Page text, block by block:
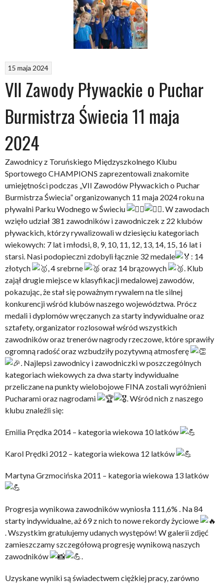
15 maja 2024
VII Zawody Pływackie o Puchar
Burmistrza Świecia 11 maja
2024
Zawodnicy z Toruńskiego Międzyszkolnego Klubu
Sportowego CHAMPIONS zaprezentowali znakomite
umiejętności podczas „VII Zawodów Pływackich o Puchar
Burmistrza Świecia” organizowanych 11 maja 2024 roku na
pływalni Parku Wodnego w Świeciu
. W zawodach
wzięło udział 381 zawodników i zawodniczek z 22 klubów
pływackich, którzy rywalizowali w dziesięciu kategoriach
wiekowych: 7 lat i młodsi, 8, 9, 10, 11, 12, 13, 14, 15, 16 lat i
starsi. Nasi podopieczni zdobyli łącznie 32 medale
: 14
złotych
, 4 srebrne oraz 14 brązowych
. Klub
zajął drugie miejsce w klasyfikacji medalowej zawodów,
pokazując, że stał się poważnym rywalem na tle silnej
konkurencji wśród klubów naszego województwa. Prócz
medali i dyplomów wręczanych za starty indywidualne oraz
sztafety, organizator rozlosował wśród wszystkich
zawodników oraz trenerów nagrody rzeczowe, które sprawiły
ogromną radość oraz wzbudziły pozytywną atmosferę
. Najlepsi zawodnicy i zawodniczki w poszczególnych
kategoriach wiekowych za dwa starty indywidualne
przeliczane na punkty wielobojowe FINA zostali wyróżnieni
Pucharami oraz nagrodami
. Wśród nich z naszego
klubu znaleźli się:
Emilia Prędka 2014 – kategoria wiekowa 10 latków
Karol Prędki 2012 – kategoria wiekowa 12 latków
Martyna Grzmocińska 2011 – kategoria wiekowa 13 latków
Progresja wynikowa zawodników wyniosła 111,6% . Na 84
starty indywidualne, aż 69 z nich to nowe rekordy życiowe
. Wszystkim gratulujemy udanych występów! W galerii zdjęć
zamieszczamy szczegółową progresję wynikową naszych
zawodników
.
Uzyskane wyniki są świadectwem ciężkiej pracy, zarówno